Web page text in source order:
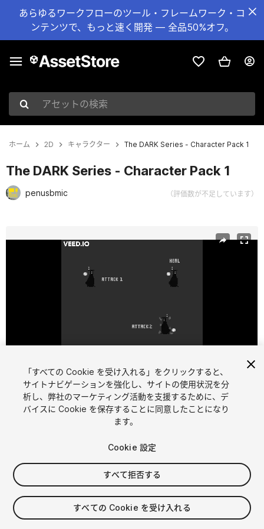
あらゆるワークフローのツール・フレームワーク・コ
ンテンツで、もっと速く開発 — 全品50%オフ。
アセットの検索
ホーム 2D キャラクター The DARK Series - Character Pack 1
The DARK Series - Character Pack 1
penusbmic （評価数が不足しています）
1 /2
$4.99
消費税は決済時に計算されます
「すべての Cookie を受け入れる」をクリックすると、
サイトナビゲーションを強化し、サイトの使用状況を分
析し、弊社のマーケティング活動を支援するために、デ
バイスに Cookie を保存することに同意したことになり
ます。
Cookie 設定
すべて拒否する
すべての Cookie を受け入れる